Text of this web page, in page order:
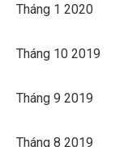
Tháng 1 2020
Tháng 10 2019
Tháng 9 2019
Tháng 8 2019